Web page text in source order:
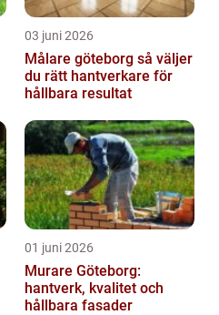
03 juni 2026
Målare göteborg så väljer
du rätt hantverkare för
hållbara resultat
01 juni 2026
Murare Göteborg:
hantverk, kvalitet och
hållbara fasader